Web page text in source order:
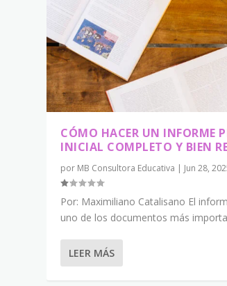
CÓMO HACER UN INFORME
INICIAL COMPLETO Y BIEN
por MB Consultora Educativa | Jun 28,
Por: Maximiliano Catalisano El
uno de los documentos más
LEER MÁS